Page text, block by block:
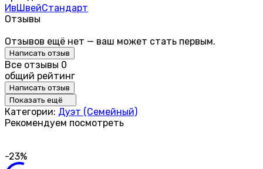
ИвШвейСтандарт
Отзывы
Отзывов ещё нет — ваш может стать первым.
Написать отзыв
Все отзывы 0
общий рейтинг
Написать отзыв
Показать ещё
Категории: Дуэт (Семейный)
Рекомендуем посмотреть
-23%